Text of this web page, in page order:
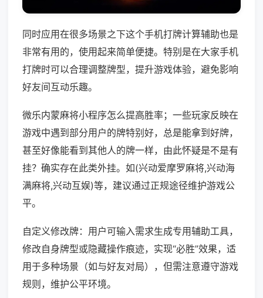
同时应用在很多场景之下这个手机打牌计算辅助也是
非常有用的，使用起来简单便捷。特别是在大家手机
打牌时可以合理调整牌型，提升游戏体验，避免影响
好友间互动乐趣。
微乐内蒙麻将小程序怎么提高胜率；一些玩家反映在
游戏中遇到部分用户的牌特别好，总是能拿到好牌，
甚至好像能看到其他人的牌一样，由此怀疑是不是有
挂？确实存在此类外挂。如(兴动爱摩罗麻将,兴动海
满麻将,兴动互娱)等，建议通过正规途径维护游戏公
平。
自定义修改牌：用户可输入需求生成专用辅助工具，
修改自身牌型或隐藏操作痕迹，实现“必胜”效果，适
用于多种场景（如与好友对局），但需注意遵守游戏
规则，维护公平环境。